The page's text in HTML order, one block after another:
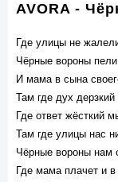
AVORA -
Где улицы не
Чёрные вороны пели
И мама в сына
Там где дух
Где ответ жёсткий
Там где улицы нас
Чёрные вороны нам
Где мама плачет и